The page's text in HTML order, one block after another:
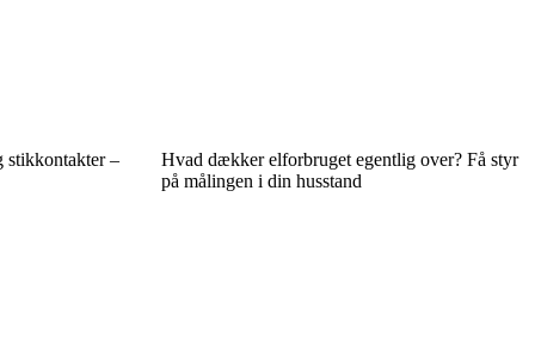
stikkontakter –
Hvad dækker elforbruget egentlig over? Få styr
på målingen i din husstand